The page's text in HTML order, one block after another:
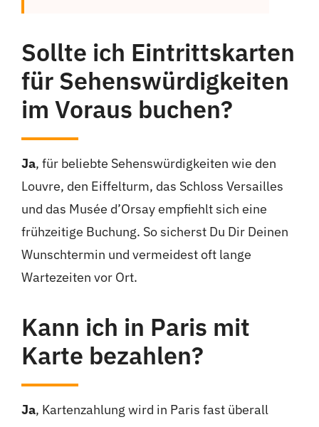
Sollte ich Eintrittskarten
für Sehenswürdigkeiten
im Voraus buchen?
Ja, für beliebte Sehenswürdigkeiten wie den
Louvre, den Eiffelturm, das Schloss Versailles
und das Musée d’Orsay empfiehlt sich eine
frühzeitige Buchung. So sicherst Du Dir Deinen
Wunschtermin und vermeidest oft lange
Wartezeiten vor Ort.
Kann ich in Paris mit
Karte bezahlen?
Ja, Kartenzahlung wird in Paris fast überall